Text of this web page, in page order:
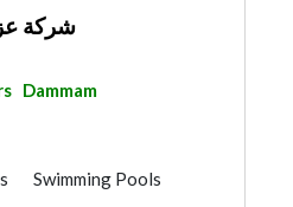
شركة
Dammam
Swimming Pools